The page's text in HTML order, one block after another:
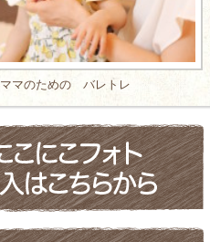
ママのための バレトレ